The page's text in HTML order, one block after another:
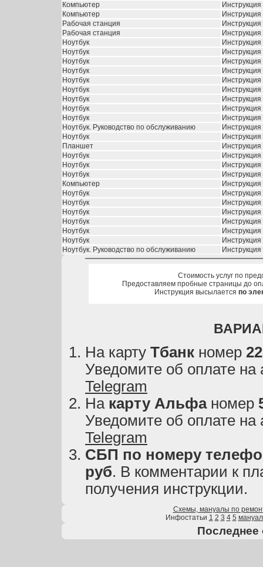
Компьютер
Компьютер
Рабочая станция
Рабочая станция
Ноутбук
Ноутбук
Ноутбук
Ноутбук
Ноутбук
Ноутбук
Ноутбук
Ноутбук
Ноутбук
Ноутбук. Руководство по обслуживанию
Ноутбук
Планшет
Ноутбук
Ноутбук
Ноутбук
Компьютер
Ноутбук
Ноутбук
Ноутбук
Ноутбук
Ноутбук
Ноутбук
Ноутбук. Руководство по обслуживанию
Стоимость услуг по
Предоставляем пробные страницы до
Инструкция высылается по
На карту Тбанк номер
Уведомите об оплате на
Telegram
На карту Альфаномер
Уведомите об оплате на
Telegram
СБП по номеру
руб. В комментарии к
получения инструкции.
Схемы, мануалы по
Инфостатьи 1 2 3 4 5